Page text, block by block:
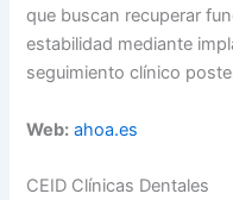
que buscan recuperar
estabilidad mediante
seguimiento clínico
Web: ahoa.es
CEID Clínicas Dentales